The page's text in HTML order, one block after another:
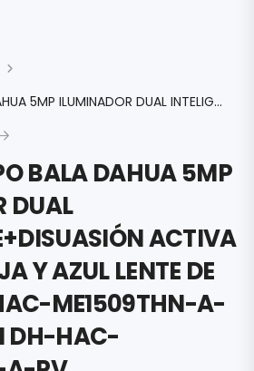
CAMARA TIPO BALA DAHUA 5MP ILUMINADOR DUAL INTELIGENTE+DISUASIÓN ACTIVA CON LUZ ROJA Y AZUL LENTE DE 2.8MM DH-HAC-ME1509THN-A-PV MIC AUDI DH-HAC-ME1509THN-A-PV
BALA DAHUA 5MP
DUAL
ACTIVA
Y AZUL LENTE DE
ME1509THN-A-
DH-HAC-